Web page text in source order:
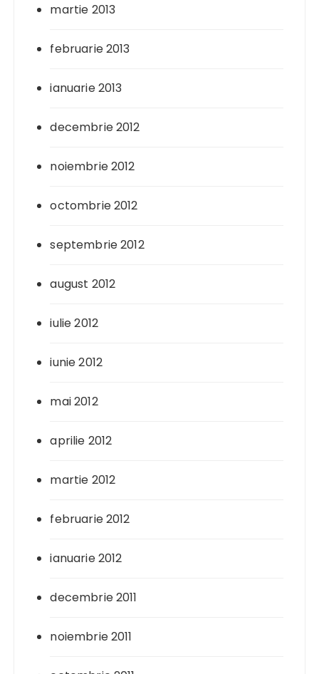
martie 2013
februarie 2013
ianuarie 2013
decembrie 2012
noiembrie 2012
octombrie 2012
septembrie 2012
august 2012
iulie 2012
iunie 2012
mai 2012
aprilie 2012
martie 2012
februarie 2012
ianuarie 2012
decembrie 2011
noiembrie 2011